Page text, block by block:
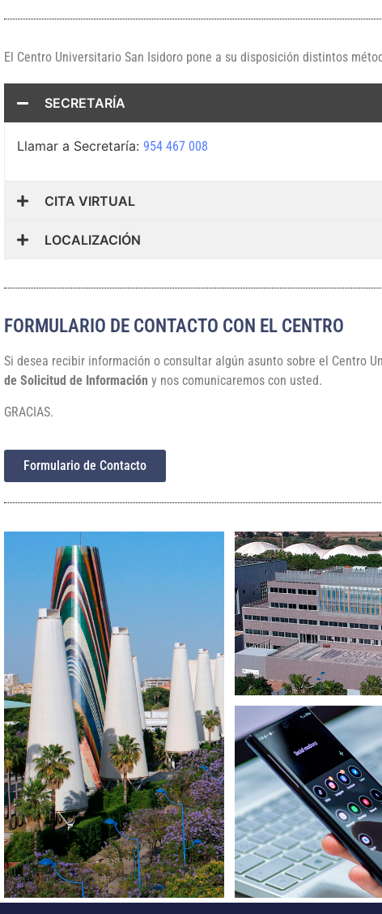
El Centro Universitario San Isidoro pone a su disposición distintos
SECRETARÍA
Llamar a Secretaría: 954 467 008
CITA VIRTUAL
LOCALIZACIÓN
FORMULARIO DE CONTACTO CON EL CENTRO
Si desea recibir información o consultar algún asunto sobre el Centro
de Solicitud de Información y nos comunicaremos con usted.
GRACIAS.
Formulario de Contacto